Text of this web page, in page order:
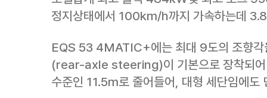
정지상태에서 100km/h까지 가속하는데
EQS 53 4MATIC+에는 최대 9도의 조향각
(rear-axle steering)이 기본으로 장착되어
수준인 11.5m로 줄어들어, 대형 세단임에도